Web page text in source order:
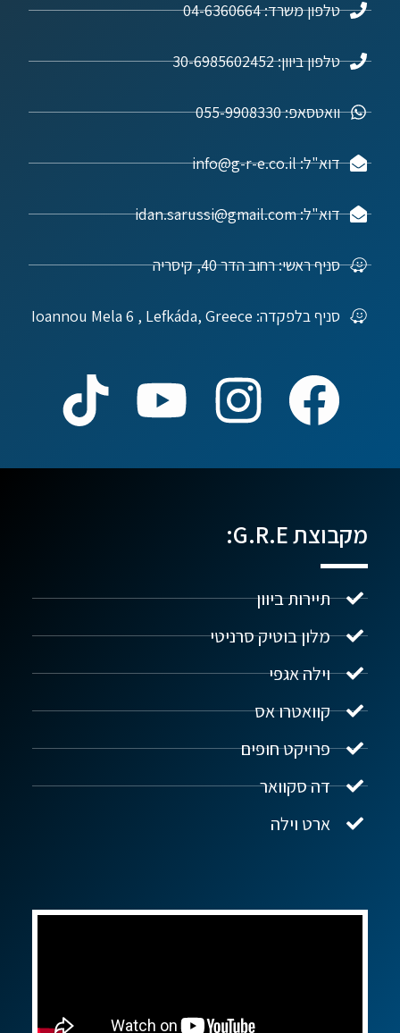
טלפון משרד: 04-6360664
טלפון ביוון: 30-6985602452
וואטסאפ: 055-9908330
דוא"ל: info@g-r-e.co.il
דוא"ל: idan.sarussi@gmail.com
סניף ראשי: רחוב הדר 40, קיסריה
סניף בלפקדה: Ioannou Mela 6 , Lefkáda, Greece
מקבוצת G.R.E:
תיירות ביוון
מלון בוטיק סרניטי
וילה אגפי
קוואטרו אס
פרויקט חופים
דה סקוואר
ארט וילה
נדל"ן ביוון G.R.E
שלום! איך אפשר לעזור?